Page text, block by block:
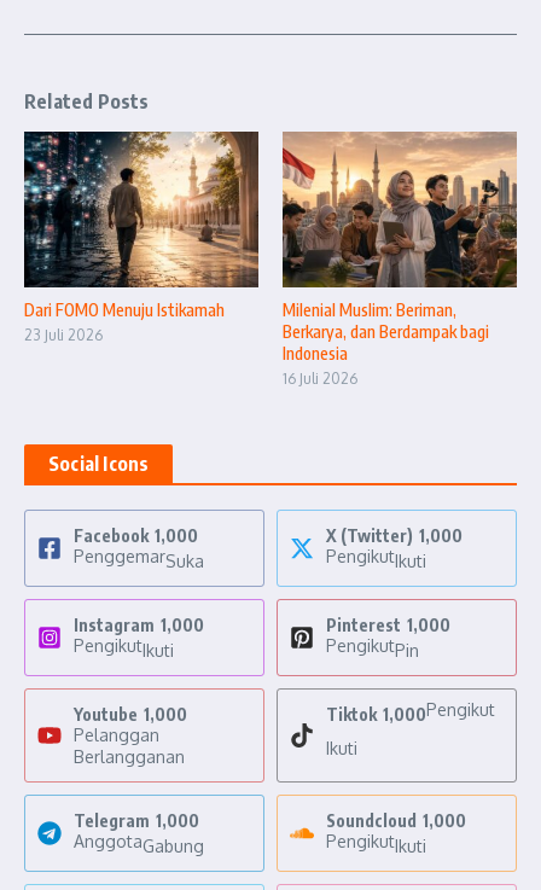
Related Posts
Dari FOMO Menuju Istikamah
23 Juli 2026
Milenial Muslim: Beriman,
Berkarya, dan Berdampak bagi
Indonesia
16 Juli 2026
Social Icons
Facebook 1,000
PenggemarSuka
X (Twitter) 1,000
PengikutIkuti
Instagram 1,000
PengikutIkuti
Pinterest 1,000
PengikutPin
Youtube 1,000
Pelanggan
Berlangganan
Tiktok 1,000Pengikut
Ikuti
Telegram 1,000
AnggotaGabung
Soundcloud 1,000
PengikutIkuti